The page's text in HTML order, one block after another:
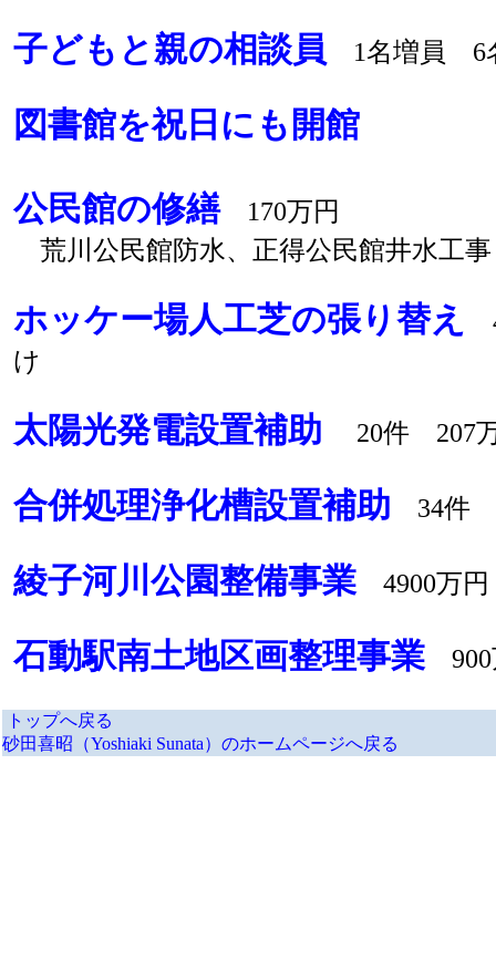
子どもと親の相談員 1名増員 6
図書館を祝日にも開館
公民館の修繕170万円
荒川公民館防水、正得公民館井水工事
ホッケー場人工芝の張り替え
け
太陽光発電設置補助 20件 207
合併処理浄化槽設置補助 34件
綾子河川公園整備事業 4900万円
石動駅南土地区画整理事業 900
トップへ戻る
砂田喜昭（Yoshiaki Sunata）のホームページへ戻る